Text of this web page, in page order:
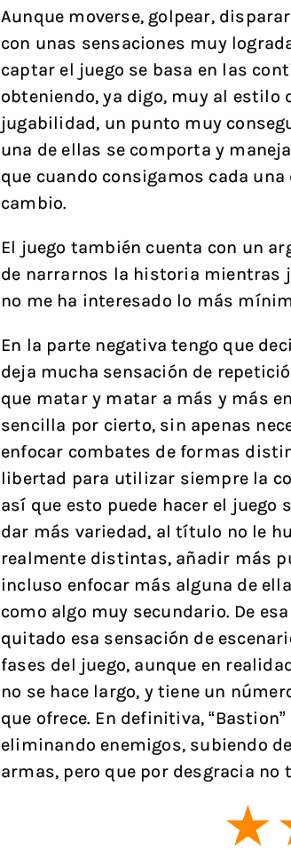
Aunque moverse, golpear,
con unas sensaciones muy
captar el juego se basa en las
obteniendo, ya digo, muy al estilo
jugabilidad, un punto muy
una de ellas se comporta y
que cuando consigamos cada
cambio.
El juego también cuenta con un
de narrarnos la historia mientras
no me ha interesado lo más
En la parte negativa tengo que
deja mucha sensación de
que matar y matar a más y más
sencilla por cierto, sin apenas
enfocar combates de formas
libertad para utilizar siempre la
así que esto puede hacer el juego
dar más variedad, al título no le
realmente distintas, añadir más
incluso enfocar más alguna de
como algo muy secundario. De
quitado esa sensación de
fases del juego, aunque en
no se hace largo, y tiene un
que ofrece. En definitiva,
eliminando enemigos, subiendo
armas, pero que por desgracia no